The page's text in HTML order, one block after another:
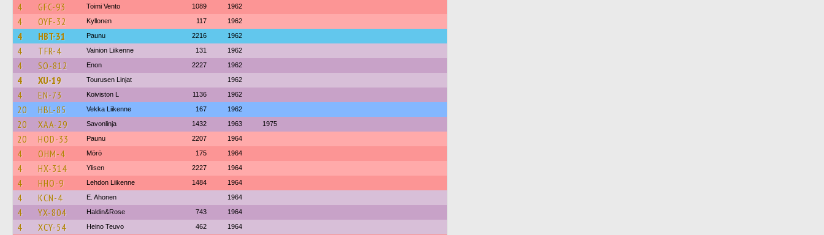
4 GFC-93 Toimi Vento 1089 1962
4 OYF-32 Kyllonen 117 1962
4 HBT-31 Paunu 2216 1962
4 TFR-4 Vainion Liikenne 131 1962
4 SO-812 Enon 2227 1962
4 XU-19 Tourusen Linjat 1962
4 EN-73 Koiviston L 1136 1962
20 HBL-85 Vekka Liikenne 167 1962
20 XAA-29 Savonlinja 1432 1963 1975
20 HOD-33 Paunu 2207 1964
4 OHM-4 Mörö 175 1964
4 HX-314 Ylisen 2227 1964
4 HHO-9 Lehdon Liikenne 1484 1964
4 KCN-4 E. Ahonen 1964
4 YX-804 Haldin&Rose 743 1964
4 XCY-54 Heino Teuvo 462 1964